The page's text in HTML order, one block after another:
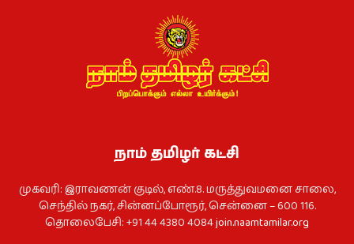
நாம் தமிழர் கட்சி
முகவரி: இராவணன் குடில், எண்.8. மருத்துவமனை சாலை,
செந்தில் நகர், சின்னப்போரூர், சென்னை – 600 116.
தொலைபேசி: +91 44 4380 4084join.naamtamilar.org